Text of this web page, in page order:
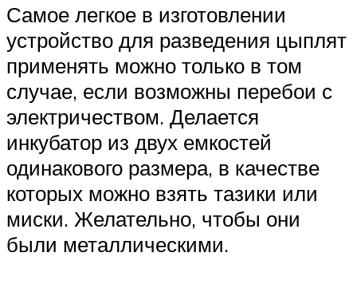
Самое легкое в изготовлении
устройство для разведения цыплят
применять можно только в том
случае, если возможны перебои с
электричеством. Делается
инкубатор из двух емкостей
одинакового размера, в качестве
которых можно взять тазики или
миски. Желательно, чтобы они
были металлическими.